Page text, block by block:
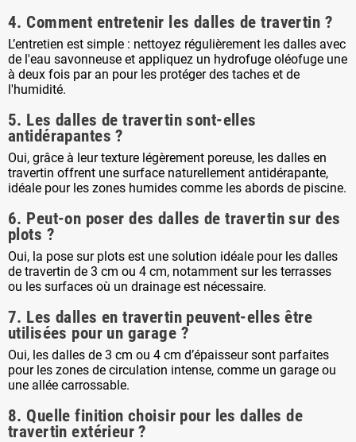
4. Comment entretenir les dalles de travertin ?
L’entretien est simple : nettoyez régulièrement les dalles avec
de l'eau savonneuse et appliquez un hydrofuge oléofuge une
à deux fois par an pour les protéger des taches et de
l'humidité.
5. Les dalles de travertin sont-elles
antidérapantes ?
Oui, grâce à leur texture légèrement poreuse, les dalles en
travertin offrent une surface naturellement antidérapante,
idéale pour les zones humides comme les abords de piscine.
6. Peut-on poser des dalles de travertin sur des
plots ?
Oui, la pose sur plots est une solution idéale pour les dalles
de travertin de 3 cm ou 4 cm, notamment sur les terrasses
ou les surfaces où un drainage est nécessaire.
7. Les dalles en travertin peuvent-elles être
utilisées pour un garage ?
Oui, les dalles de 3 cm ou 4 cm d’épaisseur sont parfaites
pour les zones de circulation intense, comme un garage ou
une allée carrossable.
8. Quelle finition choisir pour les dalles de
travertin extérieur ?